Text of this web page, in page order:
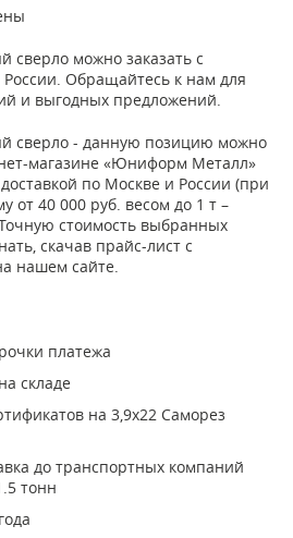
сверло можно заказать с
Обращайтесь к нам для
и выгодных предложений.
сверло - данную позицию можно
магазине «Юниформ Металл»
по Москве и России (при
от 40 000 руб. весом до 1 т –
стоимость выбранных
скачав прайс-лист с
нашем сайте.
платежа
складе
на 3,9х22 Саморез
до транспортных компаний
тонн